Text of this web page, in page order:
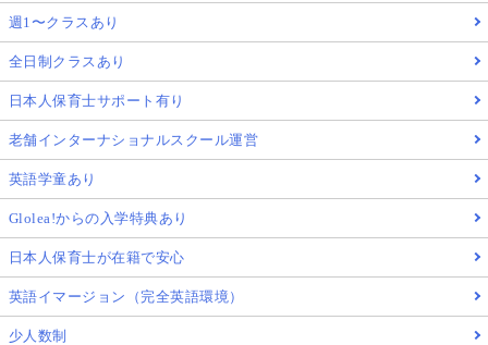
週1〜クラスあり
全日制クラスあり
日本人保育士サポート有り
老舗インターナショナルスクール運営
英語学童あり
Glolea!からの入学特典あり
日本人保育士が在籍で安心
英語イマージョン（完全英語環境）
少人数制